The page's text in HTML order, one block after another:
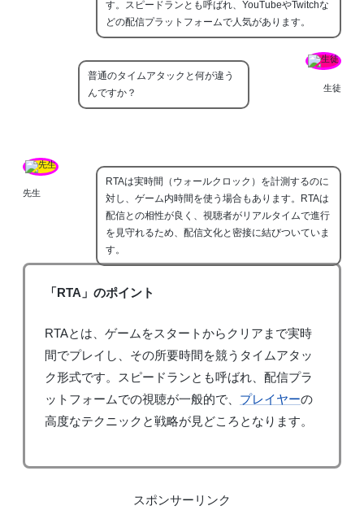
す。スピードランとも呼ばれ、YouTubeやTwitchな
どの配信プラットフォームで人気があります。
生徒
普通のタイムアタックと何が違う
んですか？
先生
RTAは実時間（ウォールクロック）を計測するのに
対し、ゲーム内時間を使う場合もあります。RTAは
配信との相性が良く、視聴者がリアルタイムで進行
を見守れるため、配信文化と密接に結びついていま
す。
「RTA」のポイント
RTAとは、ゲームをスタートからクリアまで実時
間でプレイし、その所要時間を競うタイムアタッ
ク形式です。スピードランとも呼ばれ、配信プラ
ットフォームでの視聴が一般的で、 プレイヤーの
高度なテクニックと戦略が見どころとなります。
スポンサーリンク